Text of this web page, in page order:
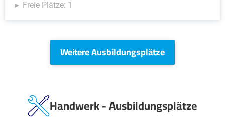
Freie Plätze: 1
Weitere Ausbildungsplätze
Handwerk - Ausbildungsplätze